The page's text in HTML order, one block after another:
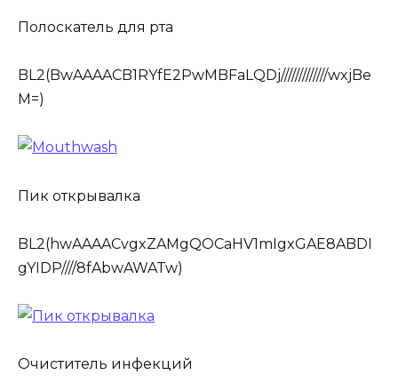
Полоскатель для рта
BL2(BwAAAACB1RYfE2PwMBFaLQDj/////////////wxjBe
M=)
Пик открывалка
BL2(hwAAAACvgxZAMgQOCaHV1mIgxGAE8ABDI
gYIDP////8fAbwAWATw)
Очиститель инфекций